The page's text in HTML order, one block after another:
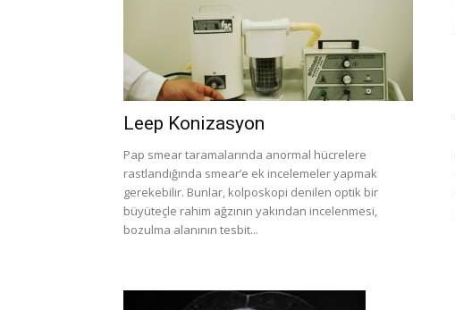
Leep Konizasyon
Pap smear taramalarında anormal hücrelere
rastlandığında smear’e ek incelemeler yapmak
gerekebilir. Bunlar, kolposkopi denilen optik bir
büyüteçle rahim ağzının yakından incelenmesi,
bozulma alanının tesbit...